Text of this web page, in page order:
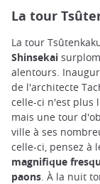
La tour
La tour
Shinsekai
alentours.
de l'architecte
celle-ci n'est plus
mais une tour
ville à ses
celle-ci, pensez à
magnifique
paons . À la nuit